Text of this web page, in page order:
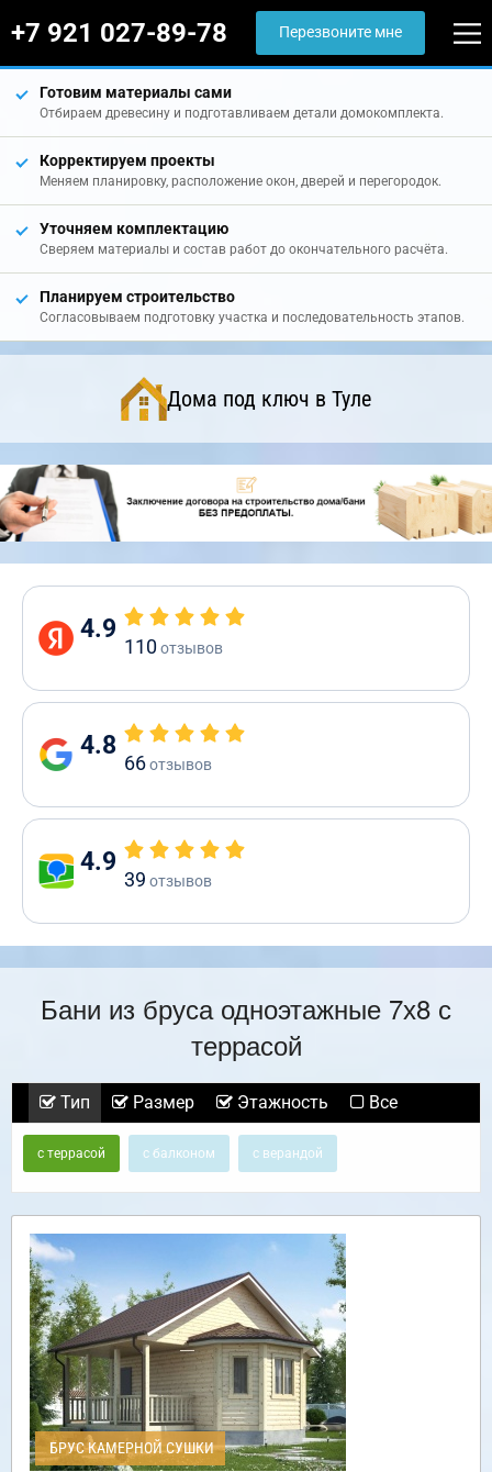
+7 921 027-89-78 Перезвоните мне
Готовим материалы сами
Отбираем древесину и подготавливаем детали домокомплекта.
Корректируем проекты
Меняем планировку, расположение окон, дверей и перегородок.
Уточняем комплектацию
Сверяем материалы и состав работ до окончательного расчёта.
Планируем строительство
Согласовываем подготовку участка и последовательность этапов.
Дома под ключ в Туле
4.9
110отзывов
4.8
66отзывов
4.9
39 отзывов
Бани из бруса одноэтажные 7х8 с
террасой
Тип Размер Этажность Все
с террасой с балконом с верандой
БРУС КАМЕРНОЙ СУШКИ